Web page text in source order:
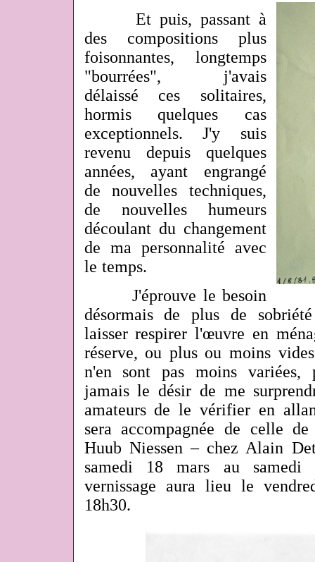
Et puis, passant à
des compositions plus
foisonnantes, longtemps
"bourrées", j'avais
délaissé ces solitaires,
hormis quelques cas
exceptionnels. J'y suis
revenu depuis quelques
années, ayant engrangé
de nouvelles techniques,
de nouvelles humeurs
découlant du changement
de ma personnalité avec
le temps.
J'éprouve le besoin
désormais de plus de
laisser respirer l'œuvre en
réserve, ou plus ou moins
n'en sont pas moins variées,
jamais le désir de me
amateurs de le vérifier en
sera accompagnée de celle
Huub Niessen – chez Alain
samedi 18 mars au
vernissage aura lieu le
18h30.